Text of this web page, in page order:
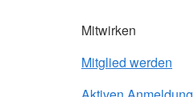
Mitwirken
Mitglied werden